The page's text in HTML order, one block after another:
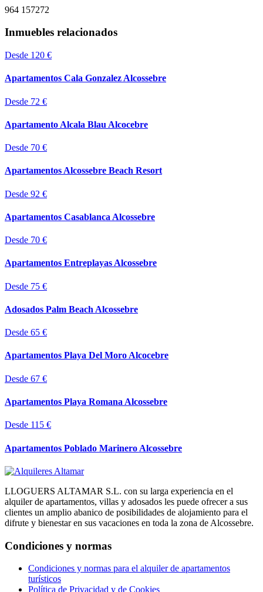
964 157272
Inmuebles relacionados
Desde 120 €
Apartamentos Cala Gonzalez Alcossebre
Desde 72 €
Apartamento Alcala Blau Alcocebre
Desde 70 €
Apartamentos Alcossebre Beach Resort
Desde 92 €
Apartamentos Casablanca Alcossebre
Desde 70 €
Apartamentos Entreplayas Alcossebre
Desde 75 €
Adosados Palm Beach Alcossebre
Desde 65 €
Apartamentos Playa Del Moro Alcocebre
Desde 67 €
Apartamentos Playa Romana Alcossebre
Desde 115 €
Apartamentos Poblado Marinero Alcossebre
LLOGUERS ALTAMAR S.L. con su larga experiencia en el
alquiler de apartamentos, villas y adosados les puede ofrecer a sus
clientes un amplio abanico de posibilidades de alojamiento para el
difrute y bienestar en sus vacaciones en toda la zona de Alcossebre.
Condiciones y normas
Condiciones y normas para el alquiler de apartamentos
turísticos
Política de Privacidad y de Cookies